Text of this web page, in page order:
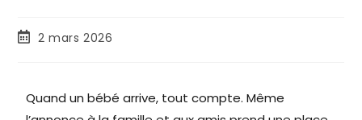
2 mars 2026
Quand un bébé arrive, tout compte. Même